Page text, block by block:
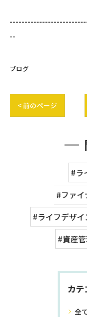
--
ブログ
< 前のページ
#ラ
#ファイ
#ライフデザイ
#資産
カテ
全